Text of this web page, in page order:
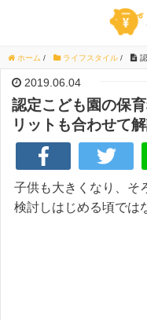
ホーム / ライフスタイル / 認
2019.06.04
認定こども園の保
リットも合わせて解
子供も大きくなり、そ
検討しはじめる頃では